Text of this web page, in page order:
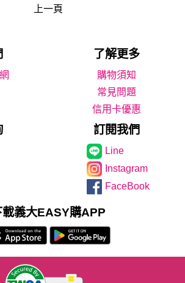
上一頁
了解更多
購物須知
常見問題
信用卡優惠
訂閱我們
Line
Instagram
FaceBook
載義大EASY購APP